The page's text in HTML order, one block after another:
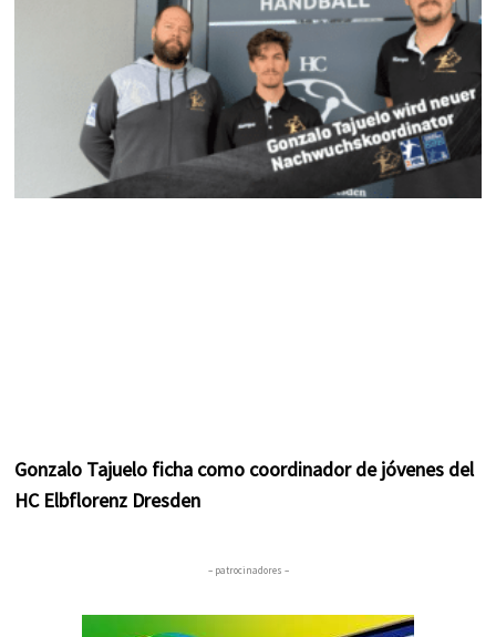
m t
Gonzalo Tajuelo ficha como coordinador de jóvenes del
HC Elbflorenz Dresden
– patrocinadores –